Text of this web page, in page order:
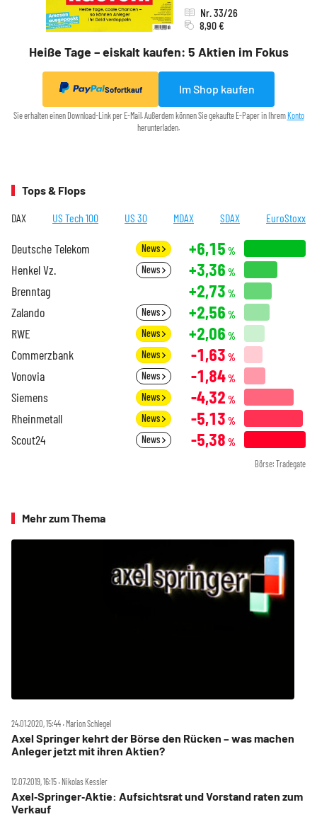
Heiße Tage – eiskalt kaufen: 5 Aktien im Fokus
Nr. 33/26
8,90 €
Sofortkauf Im Shop kaufen
Sie erhalten einen Download-Link per E-Mail. Außerdem können Sie gekaufte E-Paper in Ihrem Konto
herunterladen.
Tops & Flops
DAX US Tech 100 US 30 MDAX SDAX EuroStoxx
Deutsche Telekom News +6,15 %
Henkel Vz. News +3,36 %
Brenntag +2,73 %
Zalando News +2,56 %
RWE News +2,06 %
Commerzbank News -1,63 %
Vonovia News -1,84%
Siemens News -4,32 %
Rheinmetall News -5,13 %
Scout24 News -5,38 %
Börse: Tradegate
Mehr zum Thema
24.01.2020, 15:44 ‧ Marion Schlegel
Axel Springer kehrt der Börse den Rücken – was machen
Anleger jetzt mit ihren Aktien?
12.07.2019, 16:15 ‧ Nikolas Kessler
Axel‑Springer‑Aktie: Aufsichtsrat und Vorstand raten zum
Verkauf